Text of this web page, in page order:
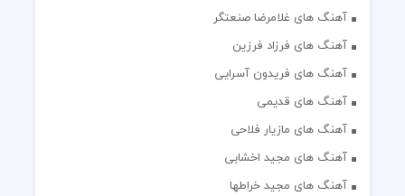
آهنگ های غلامرضا صنعتگر
آهنگ های فرزاد فرزین
آهنگ های فریدون آسرایی
آهنگ های قدیمی
آهنگ های مازیار فلاحی
آهنگ های مجید اخشابی
آهنگ های مجید خراطها